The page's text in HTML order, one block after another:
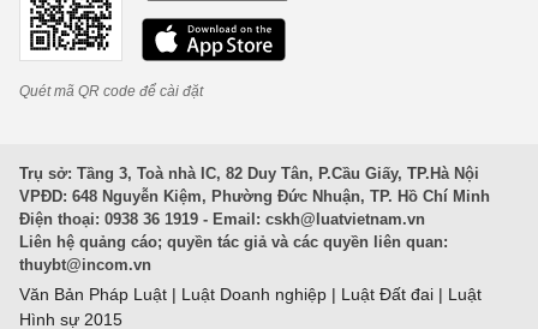
Quét mã QR code để cài đặt
Trụ sở: Tầng 3, Toà nhà IC, 82 Duy Tân, P.Cầu Giấy, TP.Hà Nội
VPĐD: 648 Nguyễn Kiệm, Phường Đức Nhuận, TP. Hồ Chí Minh
Điện thoại: 0938 36 1919 - Email: cskh@luatvietnam.vn
Liên hệ quảng cáo; quyền tác giả và các quyền liên quan:
thuybt@incom.vn
Văn Bản Pháp Luật | Luật Doanh nghiệp | Luật Đất đai | Luật
Hình sự 2015